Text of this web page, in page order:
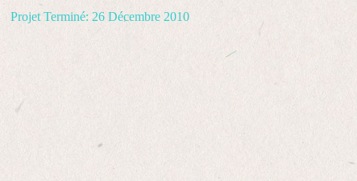
Projet Terminé: 26 Décembre 2010